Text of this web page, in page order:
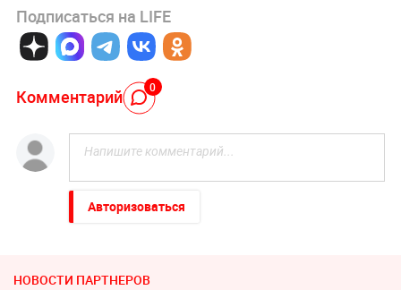
Подписаться на LIFE
Комментарий 0
Авторизоваться
НОВОСТИ ПАРТНЕРОВ